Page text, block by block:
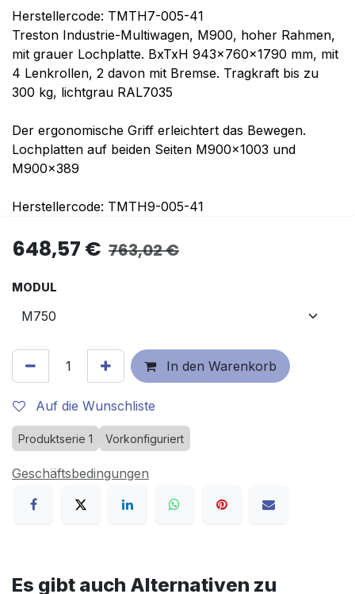
Herstellercode: TMTH7-005-41
Treston Industrie-Multiwagen, M900, hoher Rahmen,
mit grauer Lochplatte. BxTxH 943x760x1790 mm, mit
4 Lenkrollen, 2 davon mit Bremse. Tragkraft bis zu
300 kg, lichtgrau RAL7035
Der ergonomische Griff erleichtert das Bewegen.
Lochplatten auf beiden Seiten M900x1003 und
M900x389
Herstellercode: TMTH9-005-41
648,57 € 763,02€
MODUL
In den Warenkorb
Auf die Wunschliste
Produktserie 1 Vorkonfiguriert
Geschäftsbedingungen
Es gibt auch Alternativen zu